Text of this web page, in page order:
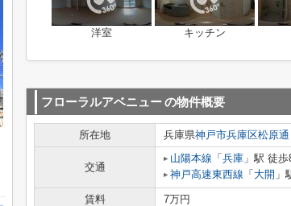
洋室 キッチン
フローラルアベニューの物件概要
所在地 兵庫県神戸市兵庫区松原通
交通
山陽本線 「 兵庫 」駅 徒歩
神戸高速東西線 「 大開 」
賃料 7万円